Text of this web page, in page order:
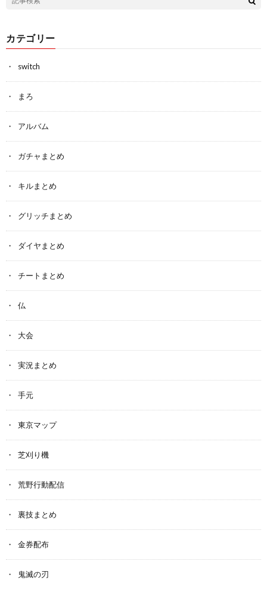
カテゴリー
switch
まろ
アルバム
ガチャまとめ
キルまとめ
グリッチまとめ
ダイヤまとめ
チートまとめ
仏
大会
実況まとめ
手元
東京マップ
芝刈り機
荒野行動配信
裏技まとめ
金券配布
鬼滅の刃